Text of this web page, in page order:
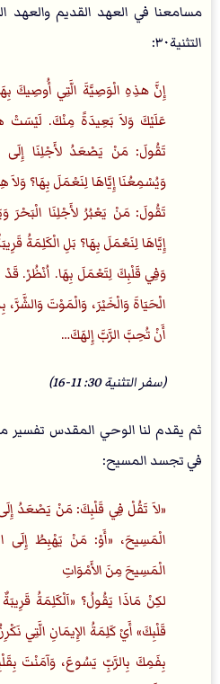
مسامعنا في العهد القديم
التثنية٣٠:
إِنَّ هذِهِ الْوَصِيَّةَ الَّتِي أُوصِيكَ
عَلَيْكَ وَلاَ بَعِيدَةً مِنْكَ.
تَقُولَ: مَنْ يَصْعَدُ لأَجْلِنَا إِلَى
وَيُسْمِعُنَا إِيَّاهَا لِنَعْمَلَ بِهَا؟
تَقُولَ: مَنْ يَعْبُرُ لأَجْلِنَا الْبَحْرَ
إِيَّاهَا لِنَعْمَلَ بِهَا؟ بَلِ الْكَلِمَةُ
وَفِي قَلْبِكَ لِتَعْمَلَ بِهَا. اُنْظُرْ.
الْحَيَاةَ وَالْخَيْرَ، وَالْمَوْتَ وَالشَّرَّ،
أَنْ تُحِبَّ الرَّبَّ إِلهَكَ…
(سفر التثنية 30: 11-16)
ثم يقدم لنا الوحي المقدس
في تجسد المسيح:
«لاَ تَقُلْ فِي قَلْبِكَ: مَنْ يَصْعَدُ
الْمَسِيحَ، «أَوْ: مَنْ يَهْبِطُ إِلَى
الْمَسِيحَ مِنَ الأَمْوَاتِ
لكِنْ مَاذَا يَقُولُ؟ «اَلْكَلِمَةُ
قَلْبِكَ» أَيْ كَلِمَةُ الإِيمَانِ الَّتِي
بِفَمِكَ بِالرَّبِّ يَسُوعَ، وَآمَنْتَ